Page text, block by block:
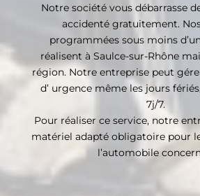
Notre société vous débarrasse
accidenté gratuitement.
programmées sous moins
réalisent à Saulce-sur-Rhône
région. Notre entreprise peut
d’ urgence même les jours
7j/7.
Pour réaliser ce service, notre
matériel adapté obligatoire pour
l’automobile